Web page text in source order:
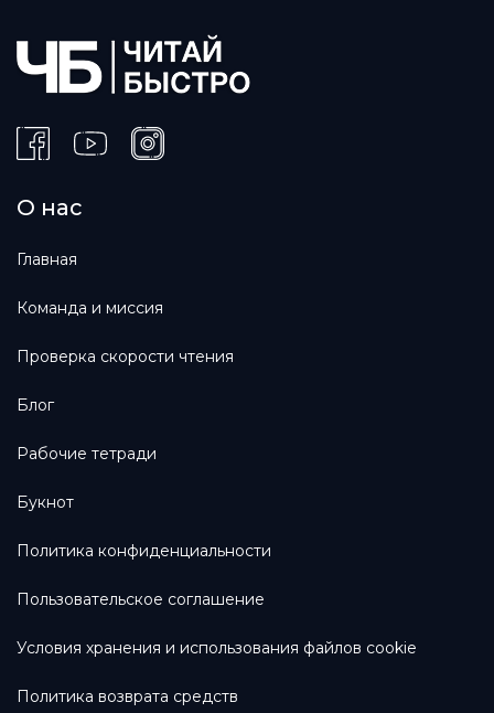
О нас
Главная
Команда и миссия
Проверка скорости чтения
Блог
Рабочие тетради
Букнот
Политика конфиденциальности
Пользовательское соглашение
Условия хранения и использования файлов cookie
Политика возврата средств